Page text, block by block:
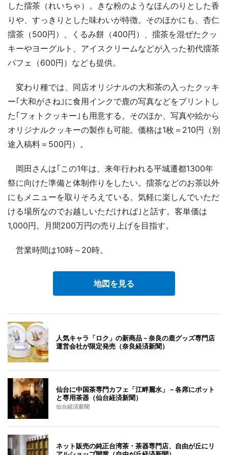
した擂茶（れいちゃ）。きな粉のようなほんのりとした香
りや、すっきりとした味わいが特徴。そのほかにも、杏仁
擂茶（500円）、くるみ餅（400円）、擂茶を混ぜたクッ
キーやヨーグルト、アイスクリームなどが入った初代擂茶
パフェ（600円）なども提供。
変わり種では、同店オリジナルの大和茶の入ったクッキ
ー｢大和がさね｣に食用インクで鹿の写真などをプリントし
た｢フォトクッキー｣も用意する。そのほか、写真や絵から
オリジナルクッキーの製作も可能。価格は1枚＝210円（別
途入稿料＝500円）。
岡田さんは｢この1年は、来年行われる平城遷都1300年
祭に向けた準備と体制作りをしたい。擂茶などのお茶以外
にもメニューを取りそろえている。気軽に楽しんでいただ
ける場所なのでお越しいただければ｣と話す。客単価は
1,000円。月間200万円の売り上げを目指す。
営業時間は10時～20時。
地図を見る
人気キャラ「ロク」の新商品－奈良の鹿グッズ専門店
運営会社が限定発売（奈良経済新聞）
仙台に中国茶専門カフェ「江畔麗水」－各席にポット
と専用茶器（仙台経済新聞）
仙台経済新聞
ネット販売の純正台湾茶・茶器専門店、自由が丘にリ